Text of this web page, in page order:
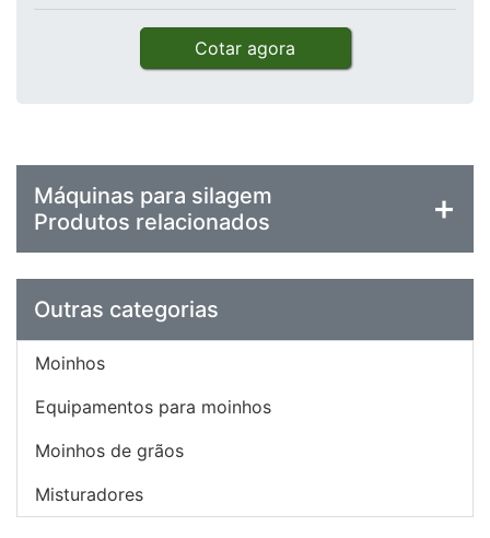
Cotar agora
Máquinas para silagem
Produtos relacionados
Outras categorias
Moinhos
Equipamentos para moinhos
Moinhos de grãos
Misturadores